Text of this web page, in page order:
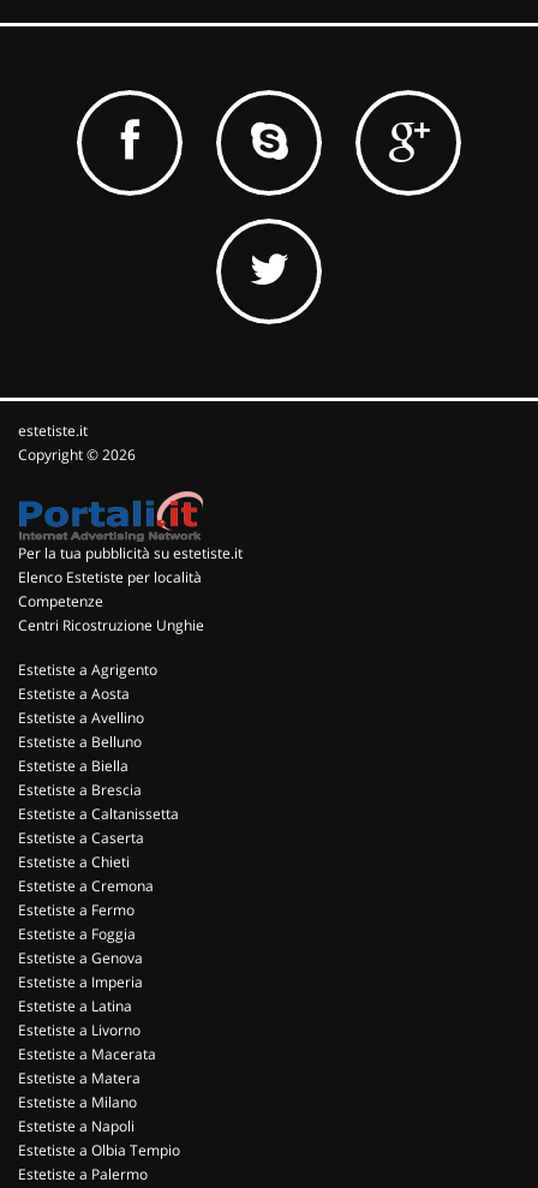
estetiste.it
Copyright © 2026
Per la tua pubblicità su estetiste.it
Elenco Estetiste per località
Competenze
Centri Ricostruzione Unghie
Estetiste a Agrigento
Estetiste a Aosta
Estetiste a Avellino
Estetiste a Belluno
Estetiste a Biella
Estetiste a Brescia
Estetiste a Caltanissetta
Estetiste a Caserta
Estetiste a Chieti
Estetiste a Cremona
Estetiste a Fermo
Estetiste a Foggia
Estetiste a Genova
Estetiste a Imperia
Estetiste a Latina
Estetiste a Livorno
Estetiste a Macerata
Estetiste a Matera
Estetiste a Milano
Estetiste a Napoli
Estetiste a Olbia Tempio
Estetiste a Palermo